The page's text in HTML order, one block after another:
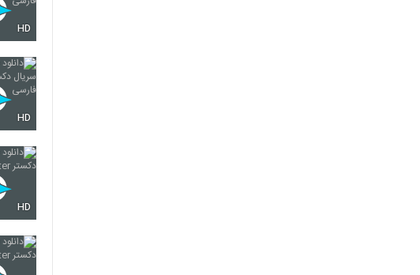
HD
HD
HD